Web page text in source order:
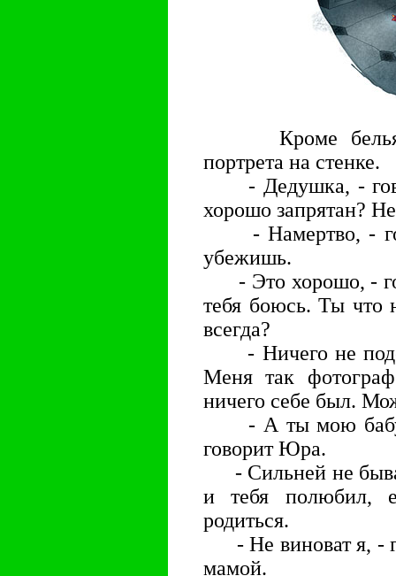
Кроме белья
портрета на стенке.
- Дедушка, -
хорошо запрятан?
- Намертво, -
убежишь.
- Это хорошо, -
тебя боюсь. Ты что
всегда?
- Ничего не
Меня так
ничего себе был.
- А ты мою
говорит Юра.
- Сильней не
и тебя полюбил,
родиться.
- Не виноват я, -
мамой.